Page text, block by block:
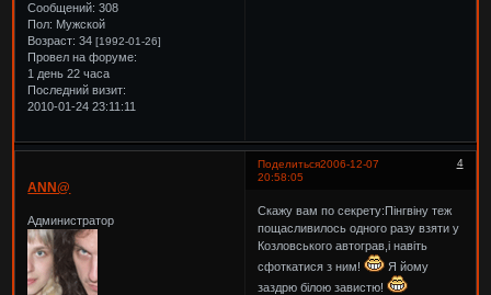
Сообщений: 308
Пол: Мужской
Возраст: 34[1992-01-26]
Провел на форуме:
1 день 22 часа
Последний визит:
2010-01-24 23:11:11
Поделиться 4
2006-12-07
20:58:05
ANN@
Администратор
Скажу вам по секрету:Пінгвіну теж
пощасливилось одного разу взяти у
Козловського автограв,і навіть
сфоткатися з ним!
Я йому
заздрю білою завистю!